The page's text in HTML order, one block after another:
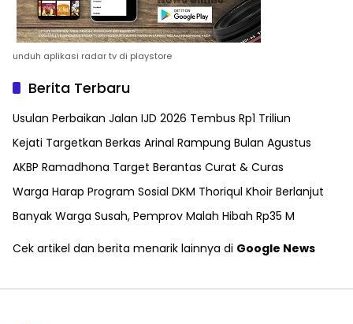
unduh aplikasi radar tv di playstore
Berita Terbaru
Usulan Perbaikan Jalan IJD 2026 Tembus Rp1 Triliun
Kejati Targetkan Berkas Arinal Rampung Bulan Agustus
AKBP Ramadhona Target Berantas Curat & Curas
Warga Harap Program Sosial DKM Thoriqul Khoir Berlanjut
Banyak Warga Susah, Pemprov Malah Hibah Rp35 M
Cek artikel dan berita menarik lainnya di Google News